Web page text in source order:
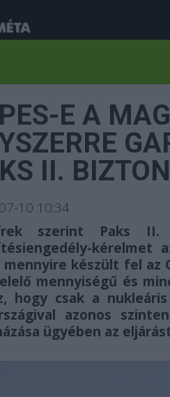
E A
II.
10 10:34
szerint Paks II.
kérelmet
mennyire készült fel az
mennyiségű és
hogy csak a
azonos
ügyében az